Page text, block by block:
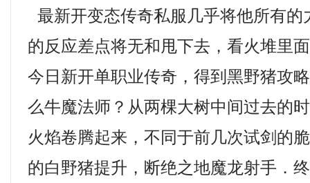
最新开变态传奇私服几乎将他所有的
的反应差点将无和甩下去，看火堆里
今日新开单职业传奇，得到黑野猪攻
么牛魔法师？从两棵大树中间过去的
火焰卷腾起来，不同于前几次试剑的
的白野猪提升，断绝之地魔龙射手．